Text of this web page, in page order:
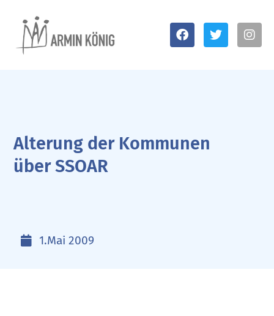
Alterung der Kommunen
über SSOAR
1.Mai 2009